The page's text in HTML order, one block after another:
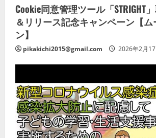
Cookie同意管理ツール「STRIGHT
＆リリース記念キャンペーン【
ン】
pikakichi2015@gmail.com 2026年2月17